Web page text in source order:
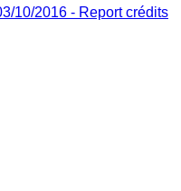
10/2016 - Report crédits